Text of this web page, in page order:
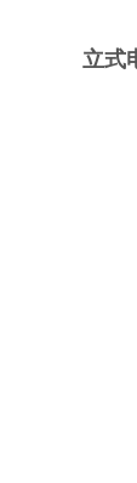
立式